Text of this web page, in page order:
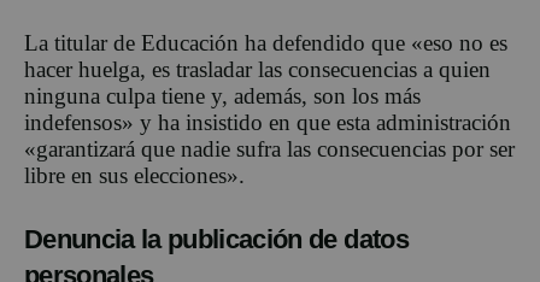
La titular de Educación ha defendido que «eso no es
hacer huelga, es trasladar las consecuencias a quien
ninguna culpa tiene y, además, son los más
indefensos» y ha insistido en que esta administración
«garantizará que nadie sufra las consecuencias por ser
libre en sus elecciones».
Denuncia la publicación de datos
personales